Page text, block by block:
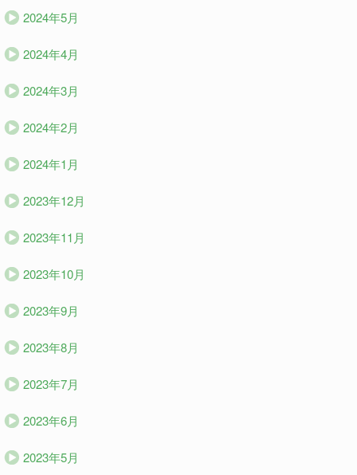
2024年5月
2024年4月
2024年3月
2024年2月
2024年1月
2023年12月
2023年11月
2023年10月
2023年9月
2023年8月
2023年7月
2023年6月
2023年5月